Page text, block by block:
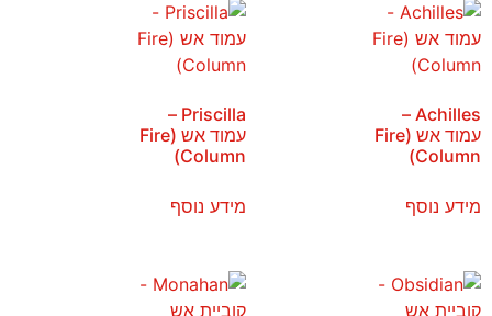
Achilles –
עמוד אש (Fire
Column)
מידע נוסף
Priscilla –
עמוד אש (Fire
Column)
מידע נוסף